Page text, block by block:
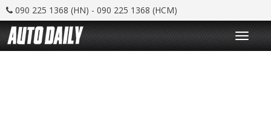
090 225 1368 (HN) - 090 225 1368 (HCM)
T
o
g